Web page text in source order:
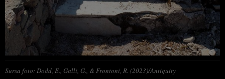
Sursa foto: Dodd, E., Galli, G., & Frontoni, R. (2023)/Antiquity